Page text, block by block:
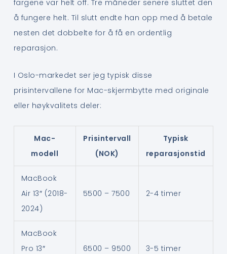
fargene var helt off. Tre måneder senere sluttet den
å fungere helt. Til slutt endte han opp med å betale
nesten det dobbelte for å få en ordentlig
reparasjon.
I Oslo-markedet ser jeg typisk disse
prisintervallene for Mac-skjermbytte med originale
eller høykvalitets deler:
Mac-
modell
Prisintervall
(NOK)
Typisk
reparasjonstid
MacBook
Air 13″ (2018-
2024)
5500 – 7500 2-4 timer
MacBook
Pro 13″
6500 – 9500 3-5 timer